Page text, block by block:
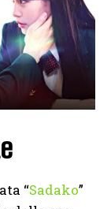
“Sadako”